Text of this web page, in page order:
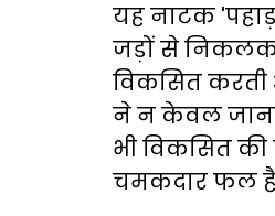
यह नाटक
जड़ों से
विकसित करती
ने न केवल
भी विकसित
चमकदार फल